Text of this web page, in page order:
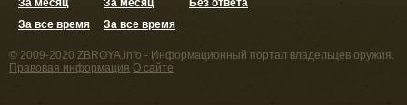
За месяц
За все время
За месяц
За все время
Без ответа
© 2009-2020 ZBROYA.info - Информационный портал владельцев оружия.
Правовая информация О сайте